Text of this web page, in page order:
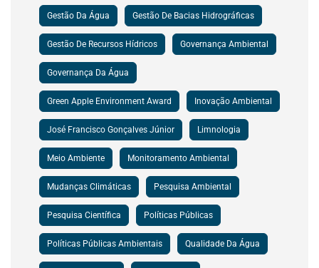
Gestão Da Água Gestão De Bacias Hidrográficas
Gestão De Recursos Hídricos Governança Ambiental
Governança Da Água
Green Apple Environment Award Inovação Ambiental
José Francisco Gonçalves Júnior Limnologia
Meio Ambiente Monitoramento Ambiental
Mudanças Climáticas Pesquisa Ambiental
Pesquisa Científica Políticas Públicas
Políticas Públicas Ambientais Qualidade Da Água